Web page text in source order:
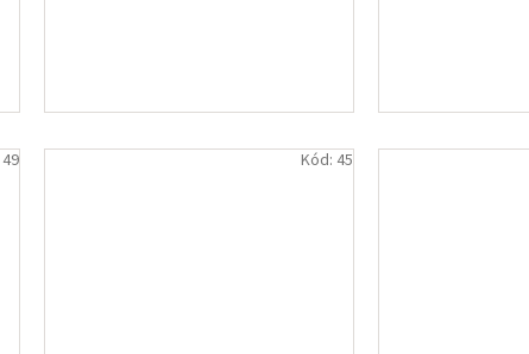
49 Kód: 45